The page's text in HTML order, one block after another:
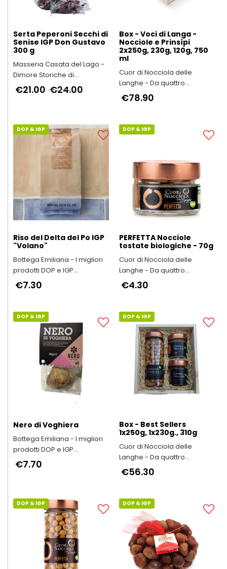
Serta Peperoni Secchi di
Senise IGP Don Gustavo
300 g
Masseria Casata del Lago -
Dimore Storiche di
Eccellenza €24.00
€21.00
Box - Voci di Langa -
Nocciole e Prinsìpi
2x250g, 230g, 120g, 750
ml
Cuor di Nocciola delle
Langhe - Da quattro
generazioni in Alta Langa
€78.90
DOP & IGP
Riso del Delta del Po IGP
"Volano"
Bottega Emiliana - I migliori
prodotti DOP e IGP
dell'Emilia-Romagna
€7.30
DOP & IGP
PERFETTA Nocciole
tostate biologiche - 70g
Cuor di Nocciola delle
Langhe - Da quattro
generazioni in Alta Langa
€4.30
DOP & IGP
Nero di Voghiera
Bottega Emiliana - I migliori
prodotti DOP e IGP
dell'Emilia-Romagna
€7.70
DOP & IGP
Box - Best Sellers
1x250g, 1x230g., 310g
Cuor di Nocciola delle
Langhe - Da quattro
generazioni in Alta Langa
€56.30
DOP & IGP DOP & IGP